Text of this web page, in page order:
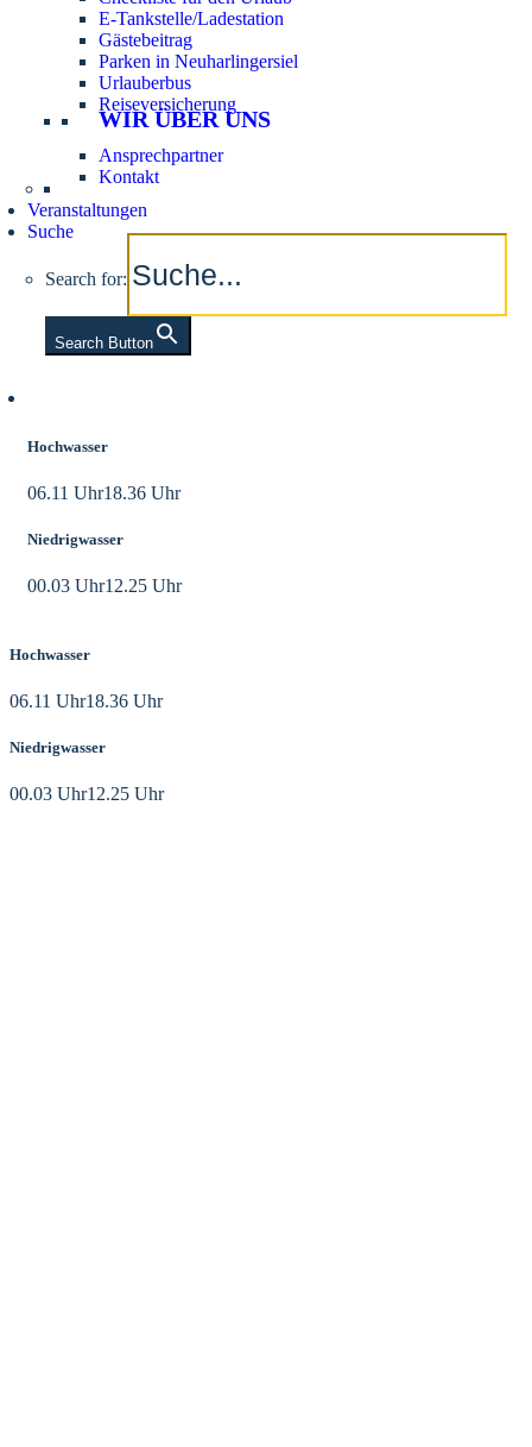
E-Tankstelle/Ladestation
Gästebeitrag
Parken in Neuharlingersiel
Urlauberbus
Reiseversicherung
WIR ÜBER UNS
Ansprechpartner
Kontakt
Veranstaltungen
Suche
Search for:
Search Button
Hochwasser
06.11 Uhr18.36 Uhr
Niedrigwasser
00.03 Uhr12.25 Uhr
Hochwasser
06.11 Uhr18.36 Uhr
Niedrigwasser
00.03 Uhr12.25 Uhr